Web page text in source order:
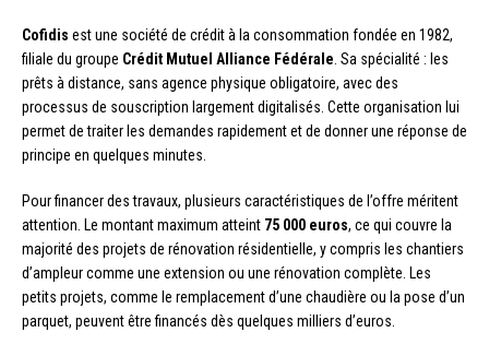
Cofidis est une société de crédit à la consommation fondée en 1982,
filiale du groupe Crédit Mutuel Alliance Fédérale . Sa spécialité : les
prêts à distance, sans agence physique obligatoire, avec des
processus de souscription largement digitalisés. Cette organisation lui
permet de traiter les demandes rapidement et de donner une réponse de
principe en quelques minutes.
Pour financer des travaux, plusieurs caractéristiques de l’offre méritent
attention. Le montant maximum atteint 75 000 euros, ce qui couvre la
majorité des projets de rénovation résidentielle, y compris les chantiers
d’ampleur comme une extension ou une rénovation complète. Les
petits projets, comme le remplacement d’une chaudière ou la pose d’un
parquet, peuvent être financés dès quelques milliers d’euros.